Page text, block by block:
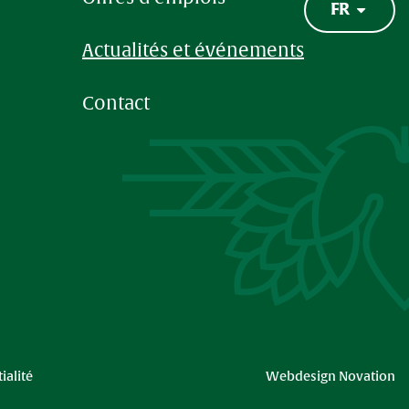
Actualités et événements
Contact
FR
Webdesign Novation